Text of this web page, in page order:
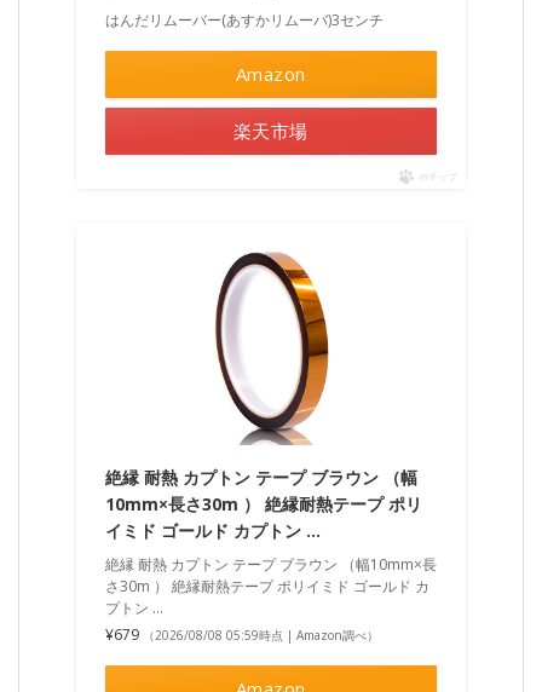
はんだリムーバー(あすかリムーバ)3センチ
Amazon
楽天市場
ポチップ
絶縁 耐熱 カプトン テープ ブラウン （幅
10mm×長さ30m ） 絶縁耐熱テープ ポリ
イミド ゴールド カプトン …
絶縁 耐熱 カプトン テープ ブラウン （幅10mm×長
さ30m ） 絶縁耐熱テープ ポリイミド ゴールド カ
プトン …
¥679
（2026/08/08 05:59時点 | Amazon調べ）